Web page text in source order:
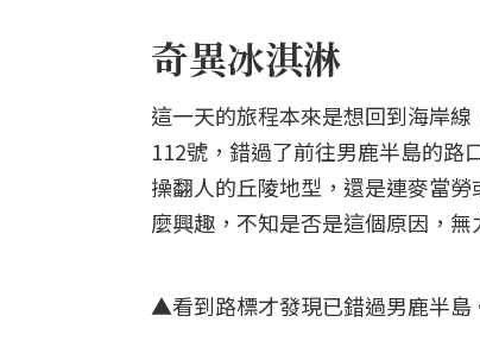
奇異冰淇淋
這一天的旅程本來是想回到海岸
112號，錯過了前往男鹿半島的路
操翻人的丘陵地型，還是連麥當
麼興趣，不知是否是這個原因，無
▲看到路標才發現已錯過男鹿半島